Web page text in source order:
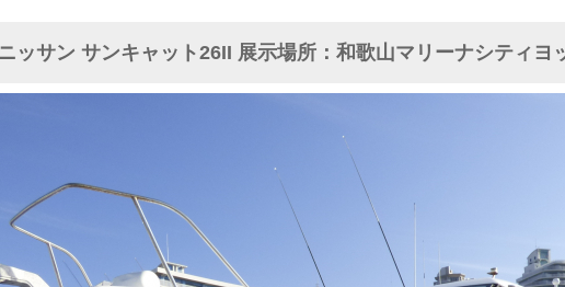
ッサン サンキャット26II 展示場所：和歌山マリーナシティヨ